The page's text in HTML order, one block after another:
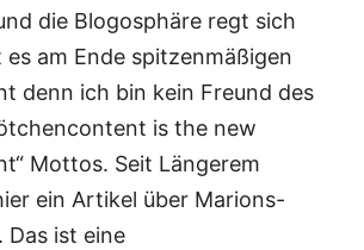
die Blogosphäre regt sich
es am Ende spitzenmäßigen
denn ich bin kein Freund des
is the new
Mottos. Seit Längerem
ein Artikel über Marions-
Das ist eine